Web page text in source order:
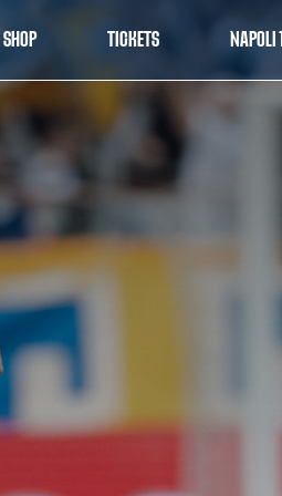
SHOP TICKETS NAPOLI